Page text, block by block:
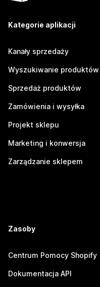
Kategorie aplikacji
Kanały sprzedaży
Wyszukiwanie produktów
Sprzedaż produktów
Zamówienia i wysyłka
Projekt sklepu
Marketing i konwersja
Zarządzanie sklepem
Zasoby
Centrum Pomocy Shopify
Dokumentacja API